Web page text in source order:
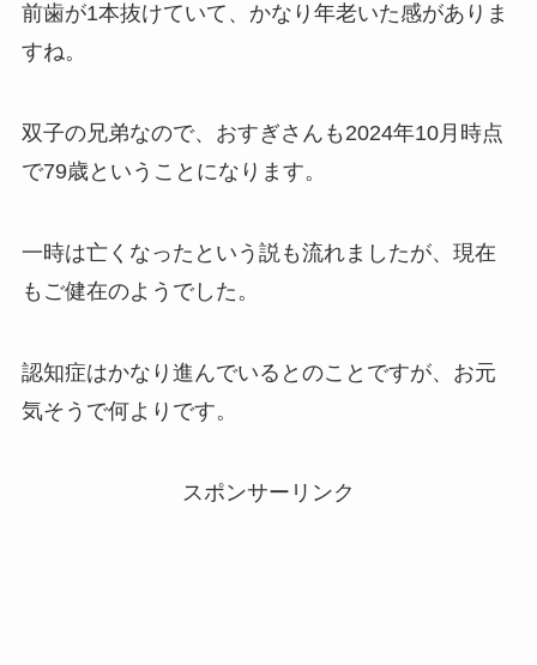
前歯が1本抜けていて、かなり年老いた感がありま
すね。
双子の兄弟なので、おすぎさんも2024年10月時点
で79歳ということになります。
一時は亡くなったという説も流れましたが、現在
もご健在のようでした。
認知症はかなり進んでいるとのことですが、お元
気そうで何よりです。
スポンサーリンク